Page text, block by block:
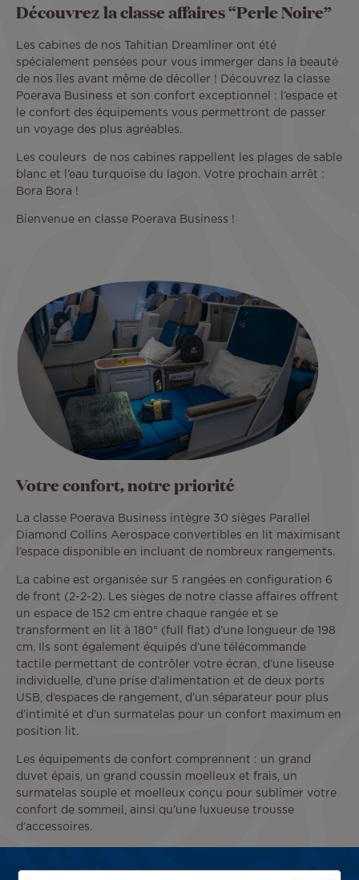
Découvrez la classe affaires “Perle Noire”
Les cabines de nos Tahitian Dreamliner ont été
spécialement pensées pour vous immerger dans la beauté
de nos îles avant même de décoller ! Découvrez la classe
Poerava Business et son confort exceptionnel : l’espace et
le confort des équipements vous permettront de passer
un voyage des plus agréables.
Les couleurs de nos cabines rappellent les plages de sable
blanc et l’eau turquoise du lagon. Votre prochain arrêt :
Bora Bora !
Bienvenue en classe Poerava Business !
Votre confort, notre priorité
La classe Poerava Business intègre 30 sièges Parallel
Diamond Collins Aerospace convertibles en lit maximisant
l’espace disponible en incluant de nombreux rangements.
La cabine est organisée sur 5 rangées en configuration 6
de front (2-2-2). Les sièges de notre classe affaires offrent
un espace de 152 cm entre chaque rangée et se
transforment en lit à 180° (full flat) d’une longueur de 198
cm. Ils sont également équipés d’une télécommande
tactile permettant de contrôler votre écran, d’une liseuse
individuelle, d’une prise d’alimentation et de deux ports
USB, d’espaces de rangement, d’un séparateur pour plus
d’intimité et d’un surmatelas pour un confort maximum en
position lit.
Les équipements de confort comprennent : un grand
duvet épais, un grand coussin moelleux et frais, un
surmatelas souple et moelleux conçu pour sublimer votre
confort de sommeil, ainsi qu’une luxueuse trousse
d’accessoires.